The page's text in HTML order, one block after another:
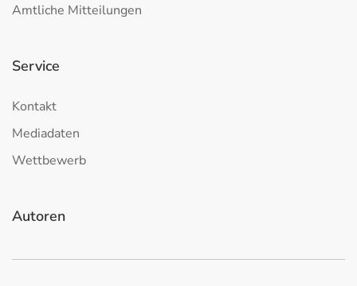
Amtliche Mitteilungen
Service
Kontakt
Mediadaten
Wettbewerb
Autoren